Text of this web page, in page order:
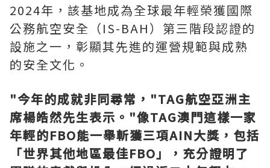
2024年，該基地成為全球最年輕榮獲國際
公務航空安全（IS-BAH）第三階段認證的
設施之一，彰顯其先進的運營規範與成熟
的安全文化。
"今年的成就非同尋常，"TAG航空亞洲主
席楊皓然先生表示。"像TAG澳門這樣一家
年輕的FBO能一舉斬獲三項AIN大獎，包括
「世界其他地區最佳FBO」，充分證明了